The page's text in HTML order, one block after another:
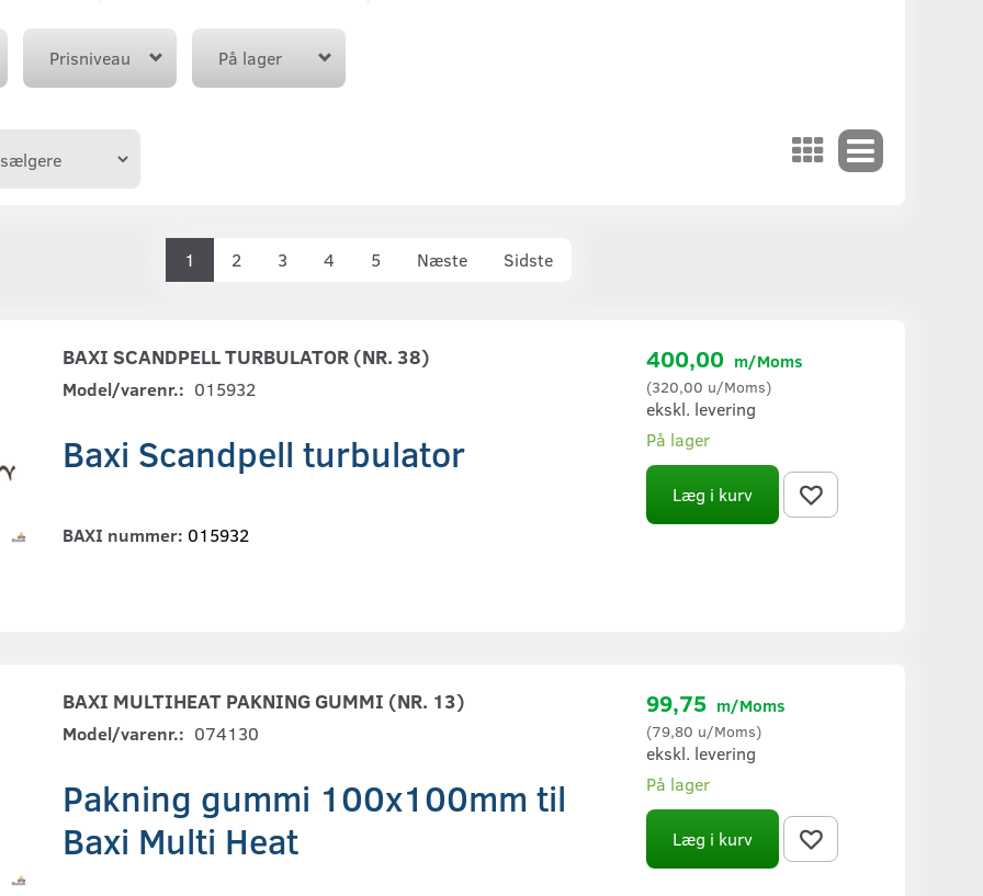
Prisniveau På lager
1 2 3 4 5 Næste Sidste
BAXI SCANDPELL TURBULATOR (NR. 38)
Model/varenr.: 015932
Baxi Scandpell turbulator
BAXI nummer: 015932
400,00 m/Moms
(320,00 u/Moms)
ekskl. levering
På lager
Læg i kurv
BAXI MULTIHEAT PAKNING GUMMI (NR. 13)
Model/varenr.: 074130
Pakning gummi 100x100mm til
Baxi Multi Heat
99,75 m/Moms
(79,80 u/Moms)
ekskl. levering
På lager
Læg i kurv